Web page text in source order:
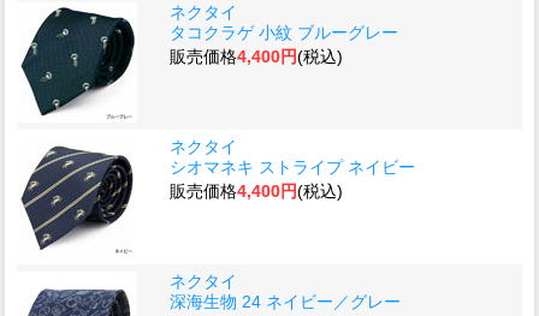
ネクタイ
タコクラゲ 小紋 ブルーグレー
販売価格4,400円(税込)
ネクタイ
シオマネキ ストライプ ネイビー
販売価格4,400円(税込)
ネクタイ
深海生物 24 ネイビー／グレー